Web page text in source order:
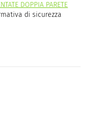
DOPPIA PARETE
di sicurezza